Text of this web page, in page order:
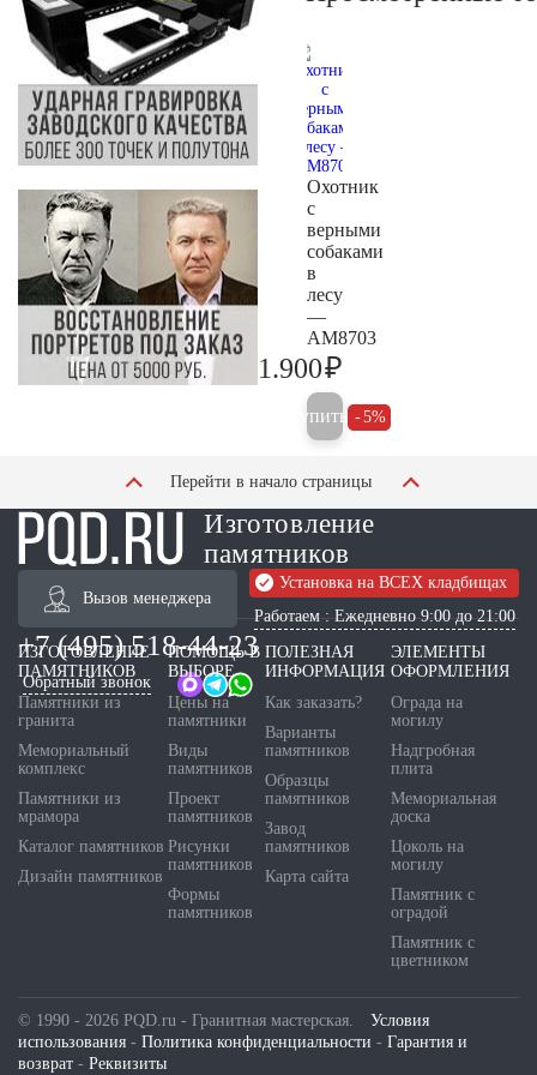
Охотник
с
верными
собаками
в
лесу
—
AM8703
1.900₽
Купить 5%
Перейти в начало страницы
Изготовление
памятников
Вызов менеджера
Установка на ВСЕХ кладбищах
Работаем : Ежедневно 9:00 до 21:00
+7 (495) 518-44-23
Обратный звонок
ИЗГОТОВЛЕНИЕ
ПАМЯТНИКОВ
Памятники из
гранита
Мемориальный
комплекс
Памятники из
мрамора
Каталог памятников
Дизайн памятников
ПОМОЩЬ В
ВЫБОРЕ
Цены на
памятники
Виды
памятников
Проект
памятников
Рисунки
памятников
Формы
памятников
ПОЛЕЗНАЯ
ИНФОРМАЦИЯ
Как заказать?
Варианты
памятников
Образцы
памятников
Завод
памятников
Карта сайта
ЭЛЕМЕНТЫ
ОФОРМЛЕНИЯ
Ограда на
могилу
Надгробная
плита
Мемориальная
доска
Цоколь на
могилу
Памятник с
оградой
Памятник с
цветником
© 1990 - 2026 PQD.ru - Гранитная мастерская. Условия
использования - Политика конфиденциальности - Гарантия и
возврат - Реквизиты